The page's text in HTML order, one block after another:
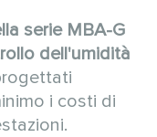
serie MBA-G
dell'umidità
i costi di